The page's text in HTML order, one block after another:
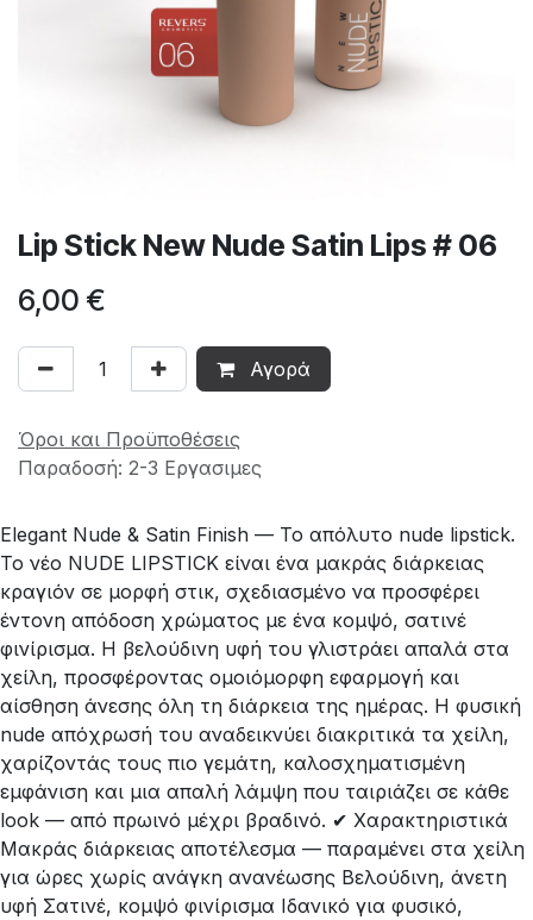
Lip Stick New Nude Satin Lips # 06
6,00 €
Αγορά
Όροι και Προϋποθέσεις
Παραδοσή: 2-3 Εργασιμες
Elegant Nude & Satin Finish — Το απόλυτο nude lipstick.
Το νέο NUDE LIPSTICK είναι ένα μακράς διάρκειας
κραγιόν σε μορφή στικ, σχεδιασμένο να προσφέρει
έντονη απόδοση χρώματος με ένα κομψό, σατινέ
φινίρισμα. Η βελούδινη υφή του γλιστράει απαλά στα
χείλη, προσφέροντας ομοιόμορφη εφαρμογή και
αίσθηση άνεσης όλη τη διάρκεια της ημέρας. Η φυσική
nude απόχρωσή του αναδεικνύει διακριτικά τα χείλη,
χαρίζοντάς τους πιο γεμάτη, καλοσχηματισμένη
εμφάνιση και μια απαλή λάμψη που ταιριάζει σε κάθε
look — από πρωινό μέχρι βραδινό. ✔ Χαρακτηριστικά
Μακράς διάρκειας αποτέλεσμα — παραμένει στα χείλη
για ώρες χωρίς ανάγκη ανανέωσης Βελούδινη, άνετη
υφή Σατινέ, κομψό φινίρισμα Ιδανικό για φυσικό,